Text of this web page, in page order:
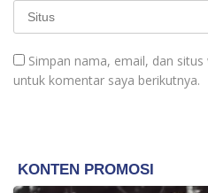
Simpan nama, email, dan
untuk komentar saya berikutnya.